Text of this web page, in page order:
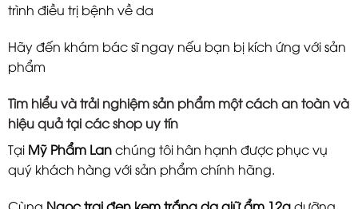
trình điều trị bệnh về da
Hãy đến khám bác sĩ ngay nếu bạn bị kích ứng với sản
phẩm
Tìm hiểu và trải nghiệm sản phẩm một cách an toàn và
hiệu quả tại các shop uy tín
Tại Mỹ Phẩm Lanchúng tôi hân hạnh được phục vụ
quý khách hàng với sản phẩm chính hãng.